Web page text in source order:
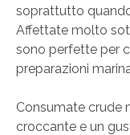
soprattutto
Affettate molto
sono perfette per
preparazioni
Consumate crude
croccante e un